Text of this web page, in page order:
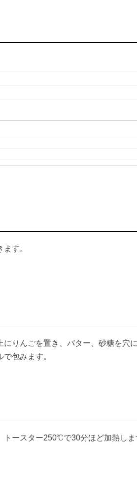
す。
にりんごを置き、バター、砂糖を穴
包みます。
トースター250℃で30分ほど加熱しま